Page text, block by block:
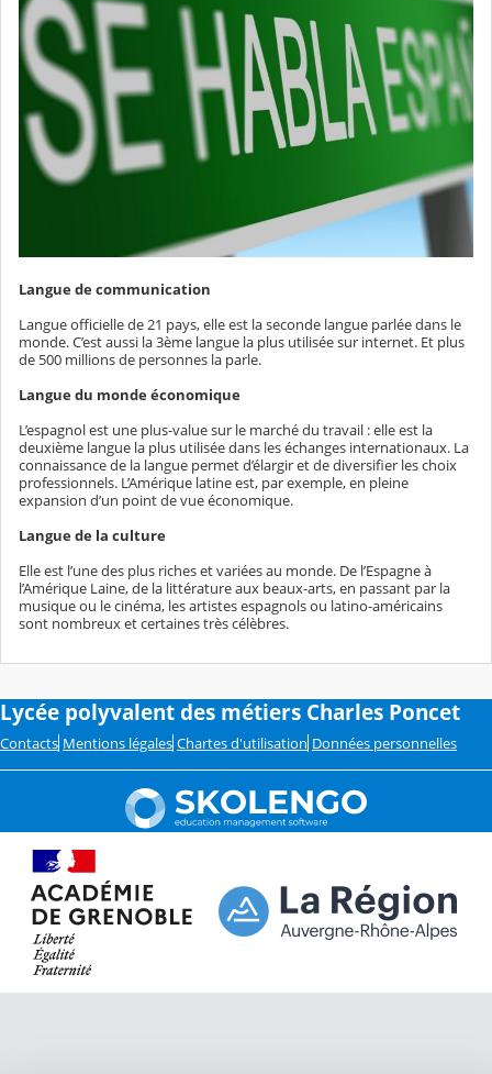
Langue de communication
Langue officielle de 21 pays, elle est la seconde langue parlée dans le
monde. C’est aussi la 3ème langue la plus utilisée sur internet. Et plus
de 500 millions de personnes la parle.
Langue du monde économique
L’espagnol est une plus-value sur le marché du travail : elle est la
deuxième langue la plus utilisée dans les échanges internationaux. La
connaissance de la langue permet d’élargir et de diversifier les choix
professionnels. L’Amérique latine est, par exemple, en pleine
expansion d’un point de vue économique.
Langue de la culture
Elle est l’une des plus riches et variées au monde. De l’Espagne à
l’Amérique Laine, de la littérature aux beaux-arts, en passant par la
musique ou le cinéma, les artistes espagnols ou latino-américains
sont nombreux et certaines très célèbres.
Lycée polyvalent des métiers Charles Poncet
Contacts Mentions légales Chartes d'utilisation Données personnelles